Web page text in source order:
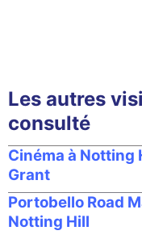
Les autres
consulté
Cinéma à Notting
Grant
Portobello Road
Notting Hill